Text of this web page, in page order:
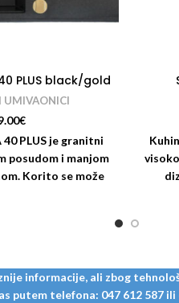
PLUS black/gold
UMIVAONICI
€
PLUS je granitni
posudom i manjom
Korito se može
informacije, ali zbog
telefona: 047 612 587